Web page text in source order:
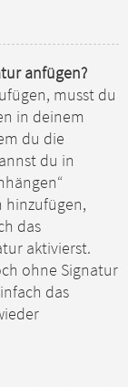
anfügen?
musst du
in deinem
du die
du in
hinzufügen,
das
aktivierst.
ohne Signatur
das